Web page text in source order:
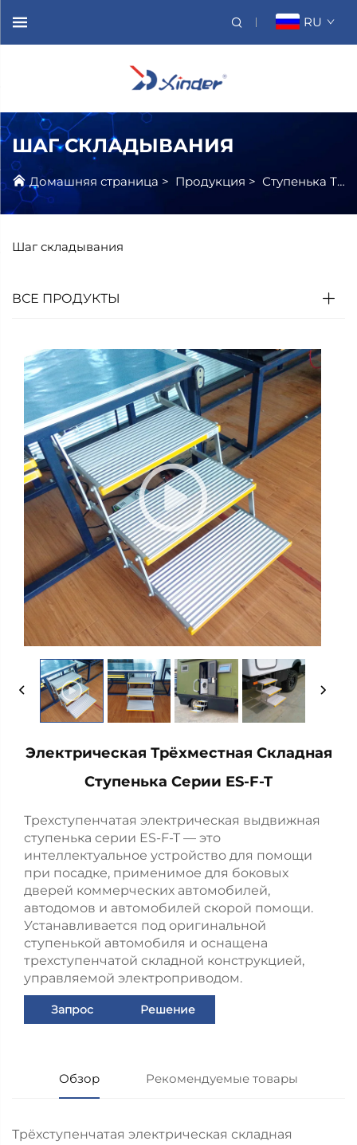
RU
ШАГ СКЛАДЫВАНИЯ
Домашняя страница > Продукция > Ступенька Транспортного Средства
Шаг складывания
ВСЕ ПРОДУКТЫ
Электрическая Трёхместная Складная
Ступенька Серии ES-F-T
Трехступенчатая электрическая выдвижная
ступенька серии ES-F-T — это
интеллектуальное устройство для помощи
при посадке, применимое для боковых
дверей коммерческих автомобилей,
автодомов и автомобилей скорой помощи.
Устанавливается под оригинальной
ступенькой автомобиля и оснащена
трехступенчатой складной конструкцией,
управляемой электроприводом.
Запрос Решение
Обзор Рекомендуемые товары
Трёхступенчатая электрическая складная